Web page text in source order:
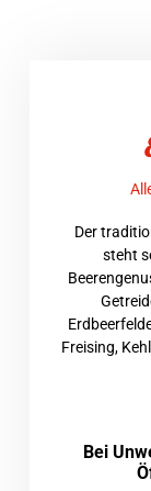
Der
steht
Freising,
Bei